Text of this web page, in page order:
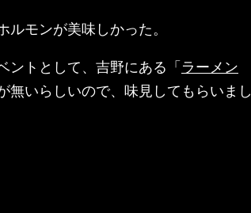
モンが美味しかった。
ントとして、吉野にある「 ラーメン
無いらしいので、味見してもらいまし